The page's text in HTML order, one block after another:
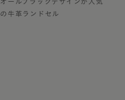
の牛革ランドセル